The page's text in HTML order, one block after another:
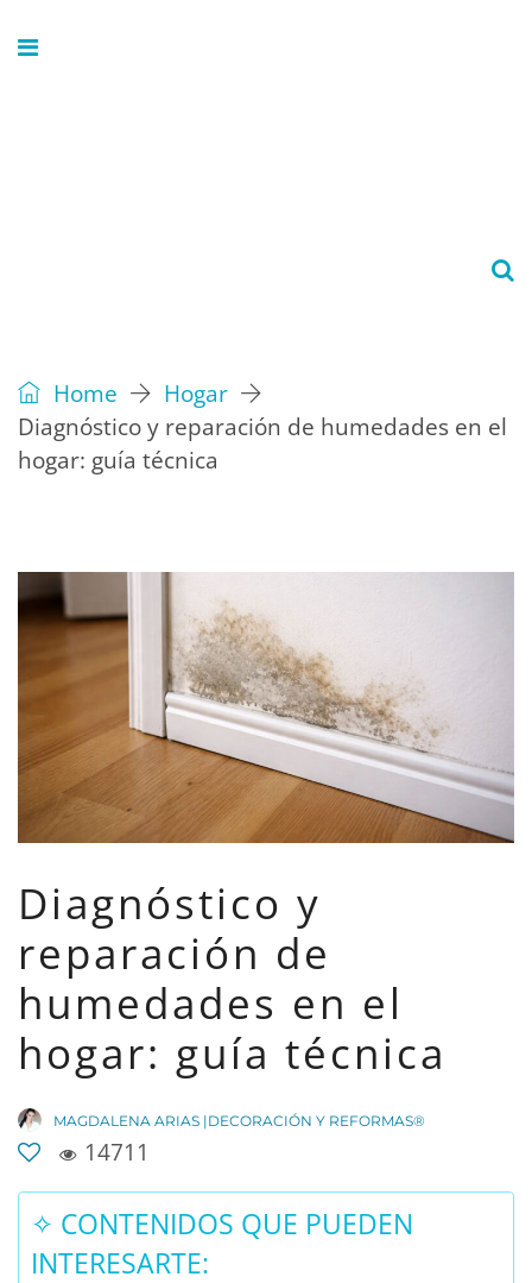
Home
Hogar
Diagnóstico y reparación de humedades en el
hogar: guía técnica
Diagnóstico y
reparación de
humedades en el
hogar: guía técnica
MAGDALENA ARIAS |DECORACIÓN Y REFORMAS®
14711
✧ CONTENIDOS QUE PUEDEN
INTERESARTE: